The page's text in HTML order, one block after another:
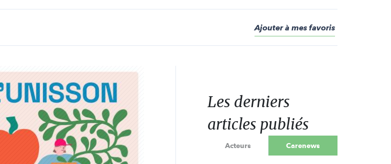
Ajouter à mes favoris
Les derniers
articles publiés
Acteurs Carenews